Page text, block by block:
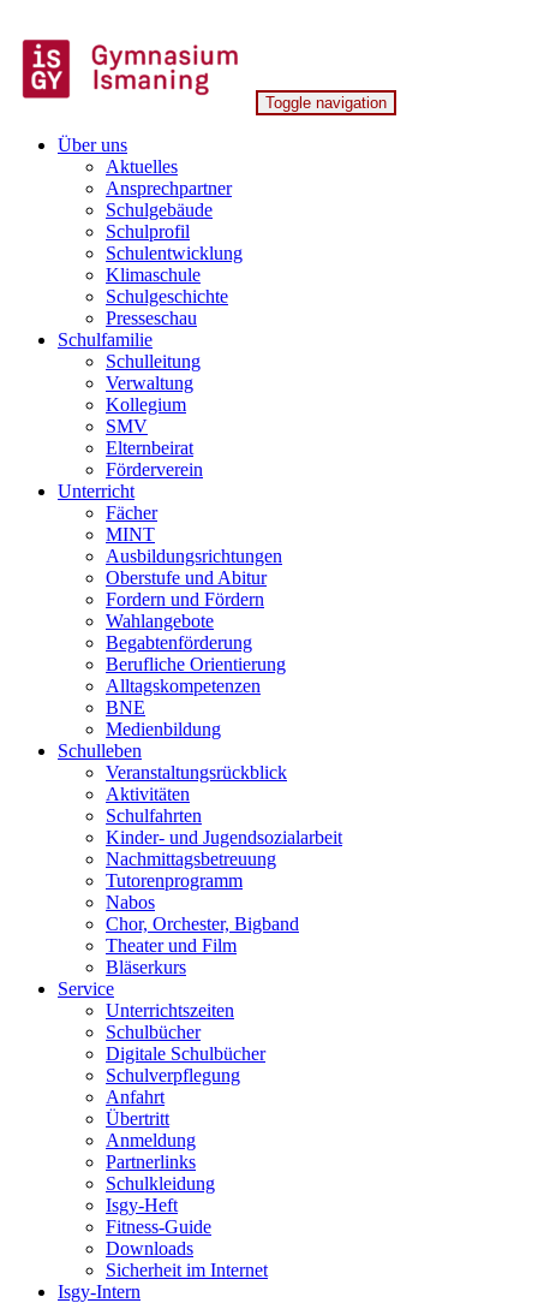
to
content
Gymnasium Ismaning
Toggle navigation
Über uns
Aktuelles
Ansprechpartner
Schulgebäude
Schulprofil
Schulentwicklung
Klimaschule
Schulgeschichte
Presseschau
Schulfamilie
Schulleitung
Verwaltung
Kollegium
SMV
Elternbeirat
Förderverein
Unterricht
Fächer
MINT
Ausbildungsrichtungen
Oberstufe und Abitur
Fordern und Fördern
Wahlangebote
Begabtenförderung
Berufliche Orientierung
Alltagskompetenzen
BNE
Medienbildung
Schulleben
Veranstaltungsrückblick
Aktivitäten
Schulfahrten
Kinder- und Jugendsozialarbeit
Nachmittagsbetreuung
Tutorenprogramm
Nabos
Chor, Orchester, Bigband
Theater und Film
Bläserkurs
Service
Unterrichtszeiten
Schulbücher
Digitale Schulbücher
Schulverpflegung
Anfahrt
Übertritt
Anmeldung
Partnerlinks
Schulkleidung
Isgy-Heft
Fitness-Guide
Downloads
Sicherheit im Internet
Isgy-Intern